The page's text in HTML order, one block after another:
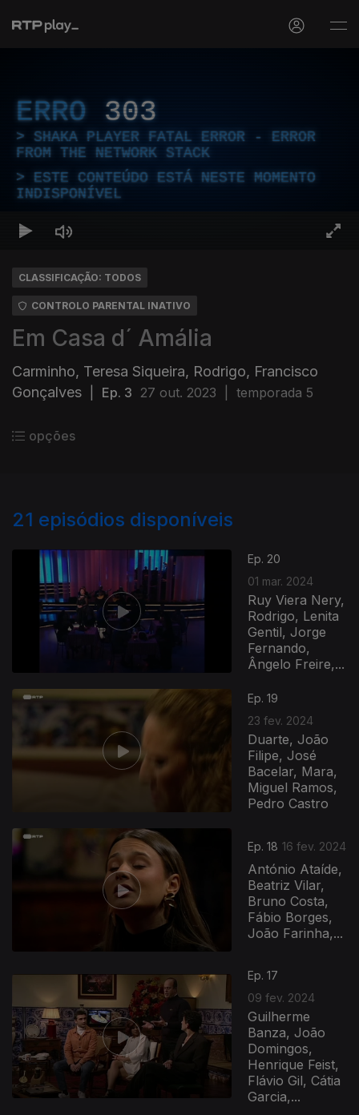
ERRO 303
SHAKA PLAYER FATAL ERROR - ERROR
FROM THE NETWORK STACK
ESTE CONTEÚDO ESTÁ NESTE MOMENTO
INDISPONÍVEL
CLASSIFICAÇÃO: TODOS
CONTROLO PARENTAL INATIVO
Em Casa d´ Amália
Carminho, Teresa Siqueira, Rodrigo, Francisco
Gonçalves
Ep. 3 27 out. 2023 temporada 5
opções
21 episódios disponíveis
Ep. 20
01 mar. 2024
Ruy Viera Nery,
Rodrigo, Lenita
Gentil, Jorge
Fernando,
Ângelo Freire,...
Ep. 19
23 fev. 2024
Duarte, João
Filipe, José
Bacelar, Mara,
Miguel Ramos,
Pedro Castro
Ep. 18 16 fev. 2024
António Ataíde,
Beatriz Vilar,
Bruno Costa,
Fábio Borges,
João Farinha,...
Ep. 17
09 fev. 2024
Guilherme
Banza, João
Domingos,
Henrique Feist,
Flávio Gil, Cátia
Garcia,...